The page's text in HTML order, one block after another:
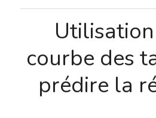
courbe des
prédire la